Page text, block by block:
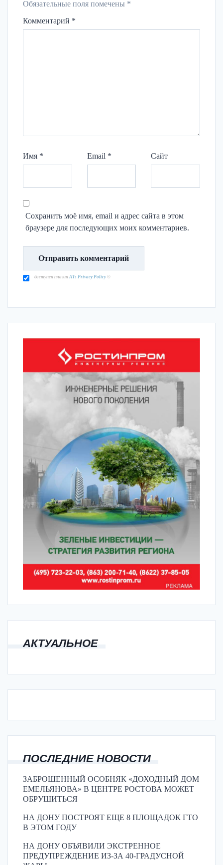
АКТУАЛЬНОЕ
ПОСЛЕДНИЕ НОВОСТИ
ЗАБРОШЕННЫЙ ОСОБНЯК «ДОХОДНЫЙ ДОМ
ЕМЕЛЬЯНОВА» В ЦЕНТРЕ РОСТОВА МОЖЕТ
ОБРУШИТЬСЯ
НА ДОНУ ПОСТРОЯТ ЕЩЕ 8 ПЛОЩАДОК ГТО
В ЭТОМ ГОДУ
НА ДОНУ ОБЪЯВИЛИ ЭКСТРЕННОЕ
ПРЕДУПРЕЖДЕНИЕ ИЗ-ЗА 40-ГРАДУСНОЙ
Обязательные поля помечены *
Комментарий *
Имя * Email * Сайт
Сохранить моё имя, email и адрес сайта в этом
браузере для последующих моих комментариев.
доступен плагин ATs Privacy Policy ©